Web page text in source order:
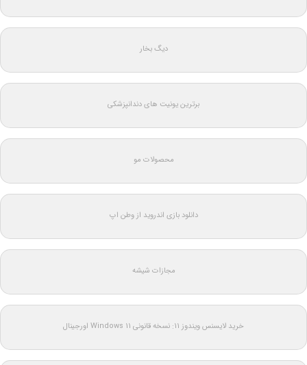
دیگ بخار
برترین یونیت های دندانپزشکی
محصولات مو
دانلود بازی اندروید از وطن اپ
مجازات شیشه
خرید لایسنس ویندوز 11: نسخه قانونی Windows 11 اورجینال